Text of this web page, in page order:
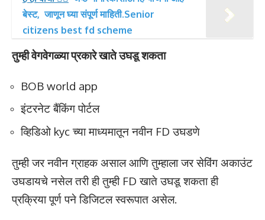
बेस्ट, जाणून घ्या संपूर्ण माहिती.Senior
citizens best fd scheme
तुम्ही वेगवेगळ्या प्रकारे खाते उघडू शकता
BOB world app
इंटरनेट बैंकिंग पोर्टल
व्हिडिओ kyc च्या माध्यमातून नवीन FD उघडणे
तुम्ही जर नवीन ग्राहक असाल आणि तुम्हाला जर सेविंग अकाउंट
उघडायचे नसेल तरी ही तुम्ही FD खाते उघडू शकता ही
प्रक्रिया पूर्ण पने डिजिटल स्वरूपात असेल.